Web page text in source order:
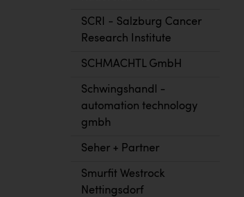
SCRI - Salzburg Cancer
Research Institute
SCHMACHTL GmbH
Schwingshandl -
automation technology
gmbh
Seher + Partner
Smurfit Westrock
Nettingsdorf